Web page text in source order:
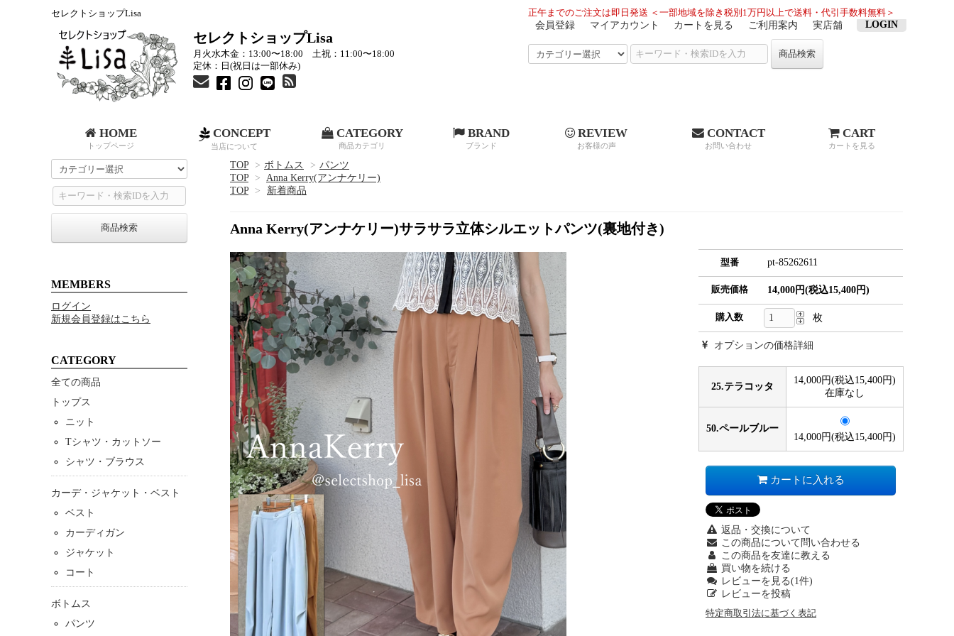
正午までのご注文は即日発送 ＜一部地域を除き税別1万円以上で送料・代引手数料無料＞
会員登録 マイアカウント カートを見る ご利用案内 実店舗 LOGIN
商品検索
セレクトショップLisa
セレクトショップLisa
月火水木金：13:00〜18:00 土祝：11:00〜18:00
定休：日(祝日は一部休み)
HOME
トップページ
CONCEPT
当店について
CATEGORY
商品カテゴリ
BRAND
ブランド
REVIEW
お客様の声
CONTACT
お問い合わせ
CART
カートを見る
TOP > ボトムス > パンツ
TOP
> Anna Kerry(アンナケリー)
TOP
> 新着商品
Anna Kerry(アンナケリー)サラサラ立体シルエットパンツ(裏地付き)
型番 pt-85262611
販売価格 14,000円(税込15,400円)
購入数 枚
オプションの価格詳細
25.テラコッタ
14,000円(税込15,400円)
在庫なし
50.ペールブルー
14,000円(税込15,400円)
カートに入れる
返品・交換について
この商品について問い合わせる
この商品を友達に教える
買い物を続ける
レビューを見る(1件)
レビューを投稿
特定商取引法に基づく表記
商品検索
MEMBERS
ログイン
新規会員登録はこちら
CATEGORY
全ての商品
トップス
ニット
Tシャツ・カットソー
シャツ・ブラウス
カーデ・ジャケット・ベスト
ベスト
カーディガン
ジャケット
コート
ボトムス
パンツ